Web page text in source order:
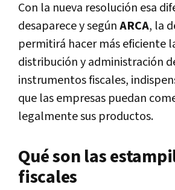
Con la nueva resolución esa
desaparece y segúnARCA, la
permitirá hacer más eficiente
distribución y administración
instrumentos fiscales,
que las empresas puedan
legalmente sus productos.
Qué son las
fiscales